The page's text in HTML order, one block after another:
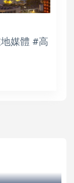
媒體 #高